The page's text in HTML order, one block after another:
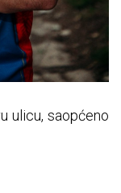
ulicu, saopćeno